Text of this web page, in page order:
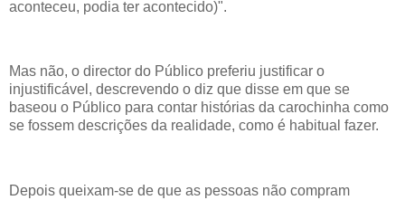
aconteceu, podia ter acontecido)".
Mas não, o director do Público preferiu justificar o
injustificável, descrevendo o diz que disse em que se
baseou o Público para contar histórias da carochinha como
se fossem descrições da realidade, como é habitual fazer.
Depois queixam-se de que as pessoas não compram